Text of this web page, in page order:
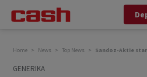
Home News Top News Sandoz-Aktie
GENERIKA